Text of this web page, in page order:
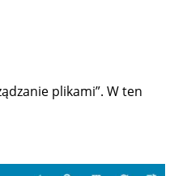
plikami”. W ten